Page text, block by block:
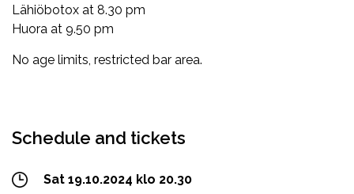
Lähiöbotox at 8.30 pm
Huora at 9.50 pm
No age limits, restricted bar area.
Schedule and tickets
Sat 19.10.2024 klo 20.30